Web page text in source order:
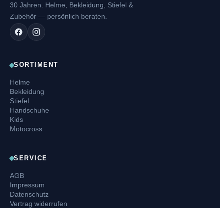
30 Jahren. Helme, Bekleidung, Stiefel &
Zubehör — persönlich beraten.
SORTIMENT
Helme
Bekleidung
Stiefel
Handschuhe
Kids
Motocross
SERVICE
AGB
Impressum
Datenschutz
Vertrag widerrufen